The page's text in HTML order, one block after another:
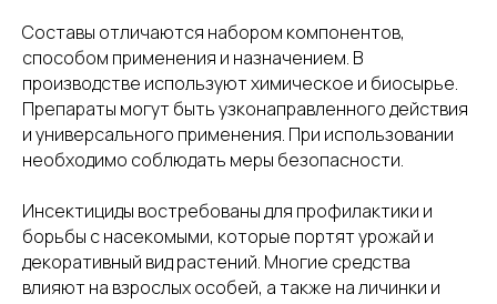
Составы отличаются набором компонентов,
способом применения и назначением. В
производстве используют химическое и биосырье.
Препараты могут быть узконаправленного действия
и универсального применения. При использовании
необходимо соблюдать меры безопасности.
Инсектициды востребованы для профилактики и
борьбы с насекомыми, которые портят урожай и
декоративный вид растений. Многие средства
влияют на взрослых особей, а также на личинки и